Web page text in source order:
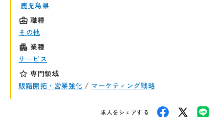
鹿児島県
職種
その他
業種
サービス
専門領域
販路開拓・営業強化 / マーケティング戦略
求人をシェアする